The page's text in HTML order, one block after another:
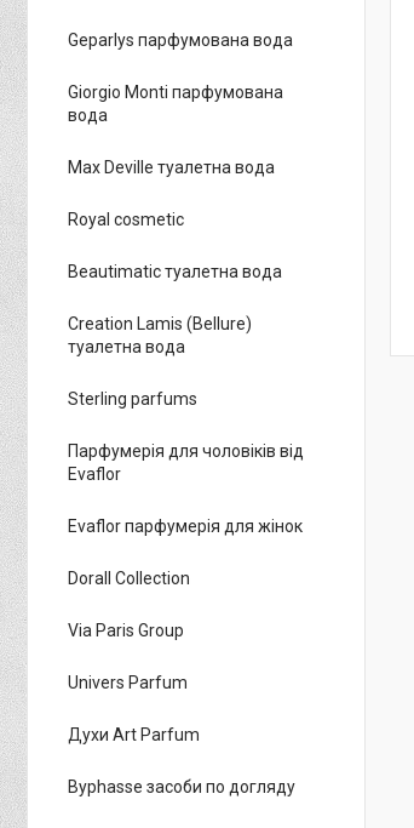
Geparlys парфумована вода
Giorgio Monti парфумована
вода
Max Deville туалетна вода
Royal cosmetic
Beautimatic туалетна вода
Creation Lamis (Bellure)
туалетна вода
Sterling parfums
Парфумерія для чоловіків від
Evaflor
Evaflor парфумерія для жінок
Dorall Collection
Via Paris Group
Univers Parfum
Духи Art Parfum
Byphasse засоби по догляду